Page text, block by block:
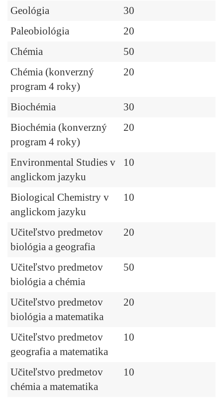
Geológia
30
Paleobiológia
20
Chémia
50
Chémia (konverzný
program 4 roky)
20
Biochémia
30
Biochémia (konverzný
program 4 roky)
20
Environmental Studies v
anglickom jazyku
10
Biological Chemistry v
anglickom jazyku
10
Učiteľstvo predmetov
biológia a geografia
20
Učiteľstvo predmetov
biológia a chémia
50
Učiteľstvo predmetov
biológia a matematika
20
Učiteľstvo predmetov
geografia a matematika
10
Učiteľstvo predmetov
chémia a matematika
10